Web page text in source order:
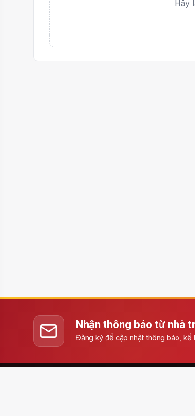
Hãy
Nhận thông báo từ nhà
Đăng ký để cập nhật thông báo,